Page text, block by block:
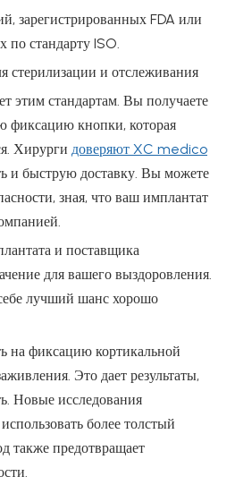
зарегистрированных FDA или
стандарту ISO.
стерилизации и отслеживания
этим стандартам. Вы получаете
фиксацию кнопки, которая
Хирурги доверяют XC medico
и быструю доставку. Вы можете
зная, что ваш имплантат
и поставщика
для вашего выздоровления.
лучший шанс хорошо
на фиксацию кортикальной
Это дает результаты,
Новые исследования
более толстый
также предотвращает